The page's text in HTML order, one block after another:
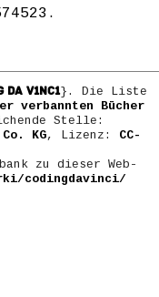
.
DA V1NC1}. Die Liste
verbannten Bücher
Stelle:
KG, Lizenz: CC-
zu dieser Web-
codingdavinci/